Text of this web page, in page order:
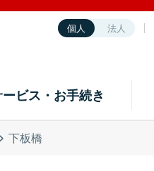
個人 法人
ビス・お手続き
下板橋